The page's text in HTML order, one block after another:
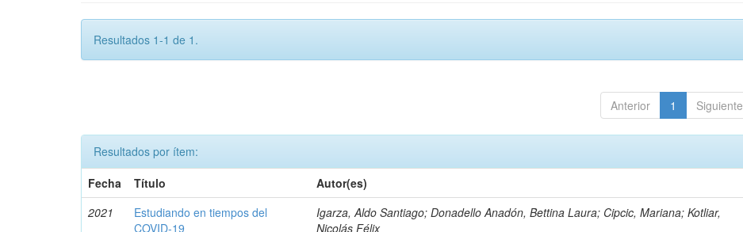
Resultados 1-1 de 1.
Anterior 1 Siguiente
Resultados por ítem:
Fecha
Título
Autor(es)
2021
Estudiando en tiempos del
COVID-19
Igarza, Aldo Santiago; Donadello Anadón, Bettina Laura; Cipcic, Mariana; Kotliar,
Nicolás Félix